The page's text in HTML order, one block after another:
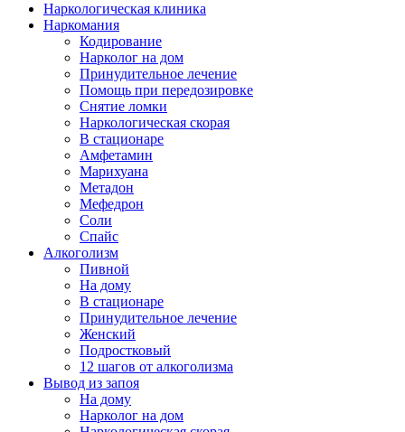
Наркологическая клиника
Наркомания
Кодирование
Нарколог на дом
Принудительное лечение
Помощь при передозировке
Снятие ломки
Наркологическая скорая
В стационаре
Амфетамин
Марихуана
Метадон
Мефедрон
Соли
Спайс
Алкоголизм
Пивной
На дому
В стационаре
Принудительное лечение
Женский
Подростковый
12 шагов от алкоголизма
Вывод из запоя
На дому
Нарколог на дом